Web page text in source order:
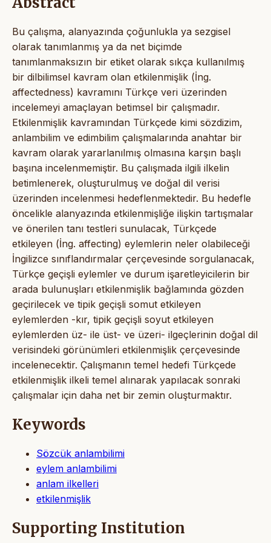
Bu çalışma, alanyazında çoğunlukla ya sezgisel
olarak tanımlanmış ya da net biçimde
tanımlanmaksızın bir etiket olarak sıkça kullanılmış
bir dilbilimsel kavram olan etkilenmişlik (İng.
affectedness) kavramını Türkçe veri üzerinden
incelemeyi amaçlayan betimsel bir çalışmadır.
Etkilenmişlik kavramından Türkçede kimi sözdizim,
anlambilim ve edimbilim çalışmalarında anahtar bir
kavram olarak yararlanılmış olmasına karşın başlı
başına incelenmemiştir. Bu çalışmada ilgili ilkelin
betimlenerek, oluşturulmuş ve doğal dil verisi
üzerinden incelenmesi hedeflenmektedir. Bu hedefle
öncelikle alanyazında etkilenmişliğe ilişkin tartışmalar
ve önerilen tanı testleri sunulacak, Türkçede
etkileyen (İng. affecting) eylemlerin neler olabileceği
İngilizce sınıflandırmalar çerçevesinde sorgulanacak,
Türkçe geçişli eylemler ve durum işaretleyicilerin bir
arada bulunuşları etkilenmişlik bağlamında gözden
geçirilecek ve tipik geçişli somut etkileyen
eylemlerden -kır, tipik geçişli soyut etkileyen
eylemlerden üz- ile üst- ve üzeri- ilgeçlerinin doğal dil
verisindeki görünümleri etkilenmişlik çerçevesinde
incelenecektir. Çalışmanın temel hedefi Türkçede
etkilenmişlik ilkeli temel alınarak yapılacak sonraki
çalışmalar için daha net bir zemin oluşturmaktır.
Keywords
Sözcük anlambilimi
eylem anlambilimi
anlam ilkelleri
etkilenmişlik
Supporting Institution